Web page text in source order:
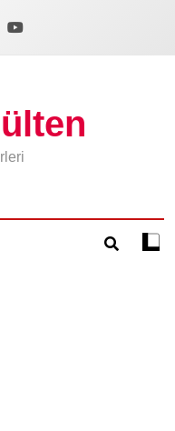
YouTube
Koyu